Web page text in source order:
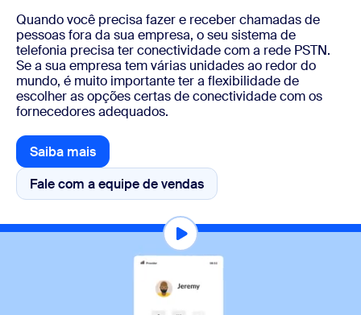
Quando você precisa fazer e receber chamadas de
pessoas fora da sua empresa, o seu sistema de
telefonia precisa ter conectividade com a rede PSTN.
Se a sua empresa tem várias unidades ao redor do
mundo, é muito importante ter a flexibilidade de
escolher as opções certas de conectividade com os
fornecedores adequados.
Saiba mais
Saiba mais
Fale com a equipe de vendas
Fale com a equipe de vendas